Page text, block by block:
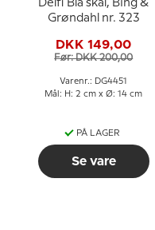
Delfi Blå skål, Bing &
Grøndahl nr. 323
DKK 149,00
Før: DKK 200,00
Varenr.: DG4451
Mål: H: 2 cm x Ø: 14 cm
PÅ LAGER
Se vare